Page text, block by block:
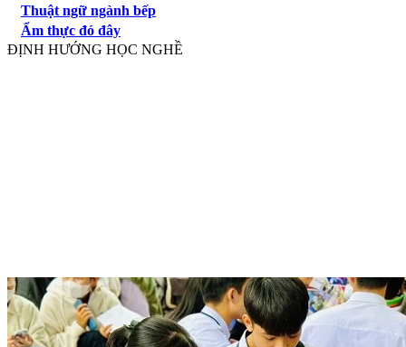
Thuật ngữ ngành bếp
Ẩm thực đó đây
ĐỊNH HƯỚNG HỌC NGHỀ